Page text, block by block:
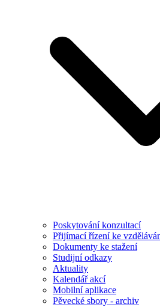
Poskytování konzultací
Přijímací řízení ke
Dokumenty ke stažení
Studijní odkazy
Aktuality
Kalendář akcí
Mobilní aplikace
Pěvecké sbory - archiv